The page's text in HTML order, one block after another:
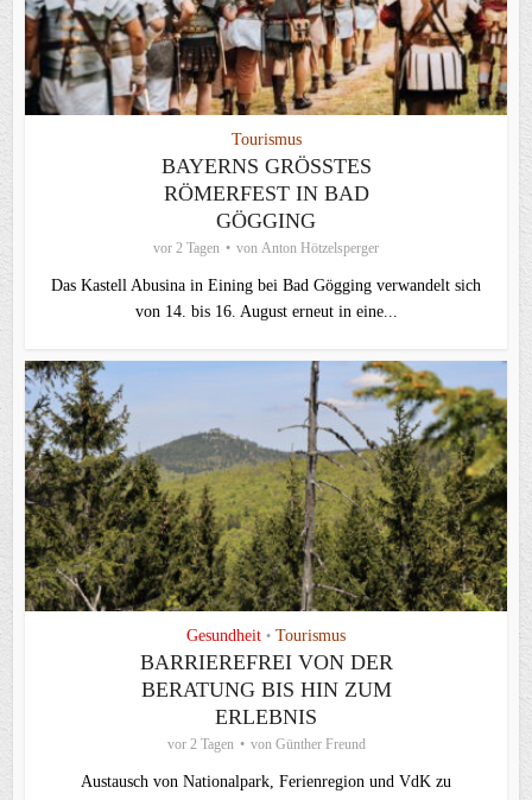
Tourismus
BAYERNS GRÖSSTES R
ÖMERFEST IN BAD G
ÖGGING
vor 2 Tagen von Anton Hötzelsperger
Das Kastell Abusina in Eining bei Bad Gögging verwandelt sich
von 14. bis 16. August erneut in eine...
Gesundheit • Tourismus
BARRIEREFREI VON DER
BERATUNG BIS HIN ZUM
ERLEBNIS
vor 2 Tagen von Günther Freund
Austausch von Nationalpark, Ferienregion und VdK zu